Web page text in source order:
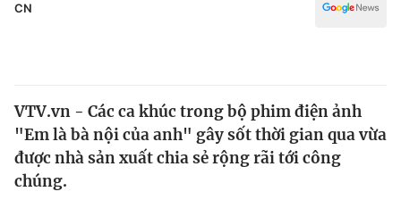
Pháp luật
Thế giới
Tin tức
Thế giới đó đây
Kinh tế
CN
VTV.vn - Các ca khúc trong bộ phim điện ảnh
"Em là bà nội của anh" gây sốt thời gian qua vừa
được nhà sản xuất chia sẻ rộng rãi tới công
chúng.